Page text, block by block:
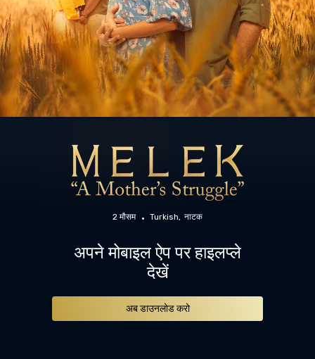
2 मौसम Turkish नाटक
अपने मोबाइल ऐप पर हाइलप्ले
देखें
अब डाउनलोड करो